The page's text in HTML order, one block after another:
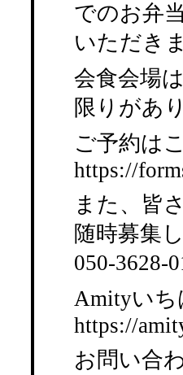
でのお弁
いただき
会食会場
限りがあ
ご予約は
https://
また、皆
随時募集
050-3628-
Amityいち
https://
お問い合